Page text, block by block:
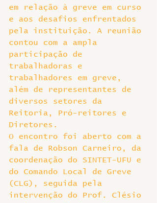
em relação à greve em curso
e aos desafios enfrentados
pela instituição. A reunião
contou com a ampla
participação de
trabalhadoras e
trabalhadores em greve,
além de representantes de
diversos setores da
Reitoria, Pró-reitores e
Diretores.
O encontro foi aberto com a
fala de Robson Carneiro, da
coordenação do SINTET-UFU e
do Comando Local de Greve
(CLG), seguida pela
intervenção do Prof. Clésio